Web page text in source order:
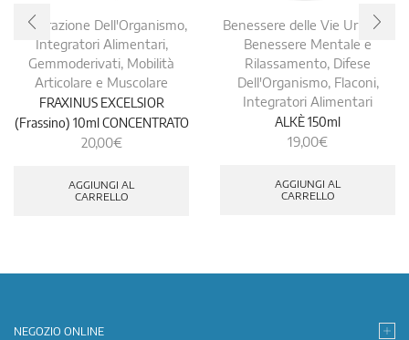
Depurazione Dell'Organismo,
Integratori Alimentari,
Gemmoderivati, Mobilità
Articolare e Muscolare
FRAXINUS EXCELSIOR
(Frassino) 10ml CONCENTRATO
20,00€
AGGIUNGI AL
CARRELLO
Benessere delle Vie Urinarie
Benessere Mentale e
Rilassamento, Difese
Dell'Organismo, Flaconi,
Integratori Alimentari
ALKÈ 150ml
19,00€
AGGIUNGI AL
CARRELLO
NEGOZIO ONLINE